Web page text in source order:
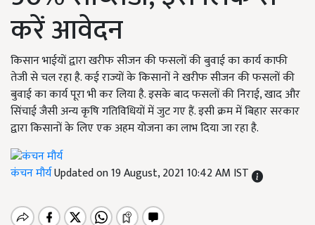
करें आवेदन
किसान भाईयों द्वारा खरीफ सीजन की फसलों की बुवाई का कार्य काफी
तेजी से चल रहा है. कई राज्यों के किसानों ने खरीफ सीजन की फसलों की
बुवाई का कार्य पूरा भी कर लिया है. इसके बाद फसलों की निराई, खाद और
सिंचाई जैसी अन्य कृषि गतिविधियों में जुट गए हैं. इसी क्रम में बिहार सरकार
द्वारा किसानों के लिए एक अहम योजना का लाभ दिया जा रहा है.
कंचन मौर्यUpdated on 19 August, 2021 10:42 AM IST